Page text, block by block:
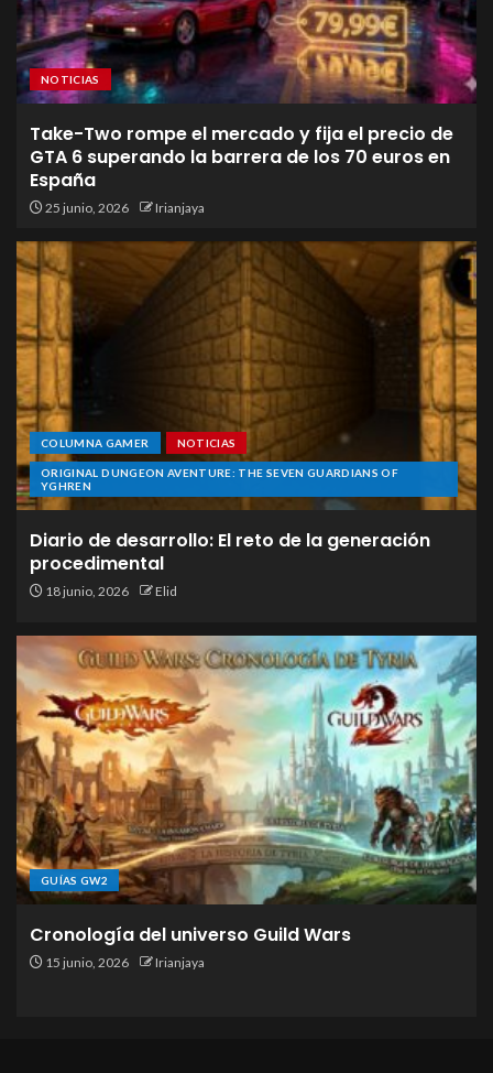
NOTICIAS
Take-Two rompe el mercado y fija el precio de
GTA 6 superando la barrera de los 70 euros en
España
25 junio, 2026 Irianjaya
COLUMNA GAMER NOTICIAS
ORIGINAL DUNGEON AVENTURE: THE SEVEN GUARDIANS OF
YGHREN
Diario de desarrollo: El reto de la generación
procedimental
18 junio, 2026 Elid
GUÍAS GW2
Cronología del universo Guild Wars
15 junio, 2026 Irianjaya